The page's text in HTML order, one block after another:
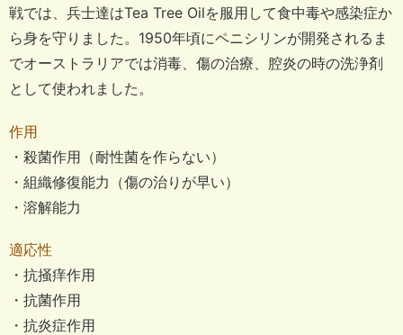
戦では、兵士達はTea Tree Oilを服用して食中毒や感染症か
ら身を守りました。 1950年頃にペニシリンが開発されるま
でオーストラリアでは消毒、傷の治療、腔炎の時の洗浄剤
として使われました。
作用
・殺菌作用（耐性菌を作らない）
・組織修復能力（傷の治りが早い）
・溶解能力
適応性
・抗掻痒作用
・抗菌作用
・抗炎症作用